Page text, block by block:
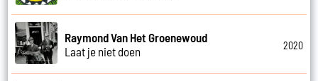
Raymond Van Het Groenewoud
Laat je niet doen
2020